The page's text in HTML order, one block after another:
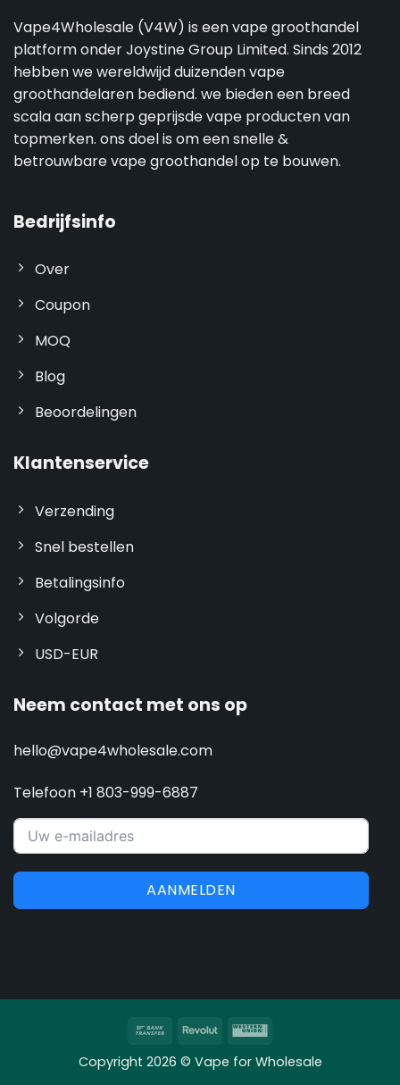
Vape4Wholesale (V4W) is een vape groothandel
platform onder Joystine Group Limited. Sinds 2012
hebben we wereldwijd duizenden vape
groothandelaren bediend. we bieden een breed
scala aan scherp geprijsde vape producten van
topmerken. ons doel is om een snelle &
betrouwbare vape groothandel op te bouwen.
Bedrijfsinfo
Over
Coupon
MOQ
Blog
Beoordelingen
Klantenservice
Verzending
Snel bestellen
Betalingsinfo
Volgorde
USD-EUR
Neem contact met ons op
hello@vape4wholesale.com
Telefoon +1 803-999-6887
AANMELDEN
Overschrijving
RevolutWestern
Copyright 2026 © Vape for Wholesale